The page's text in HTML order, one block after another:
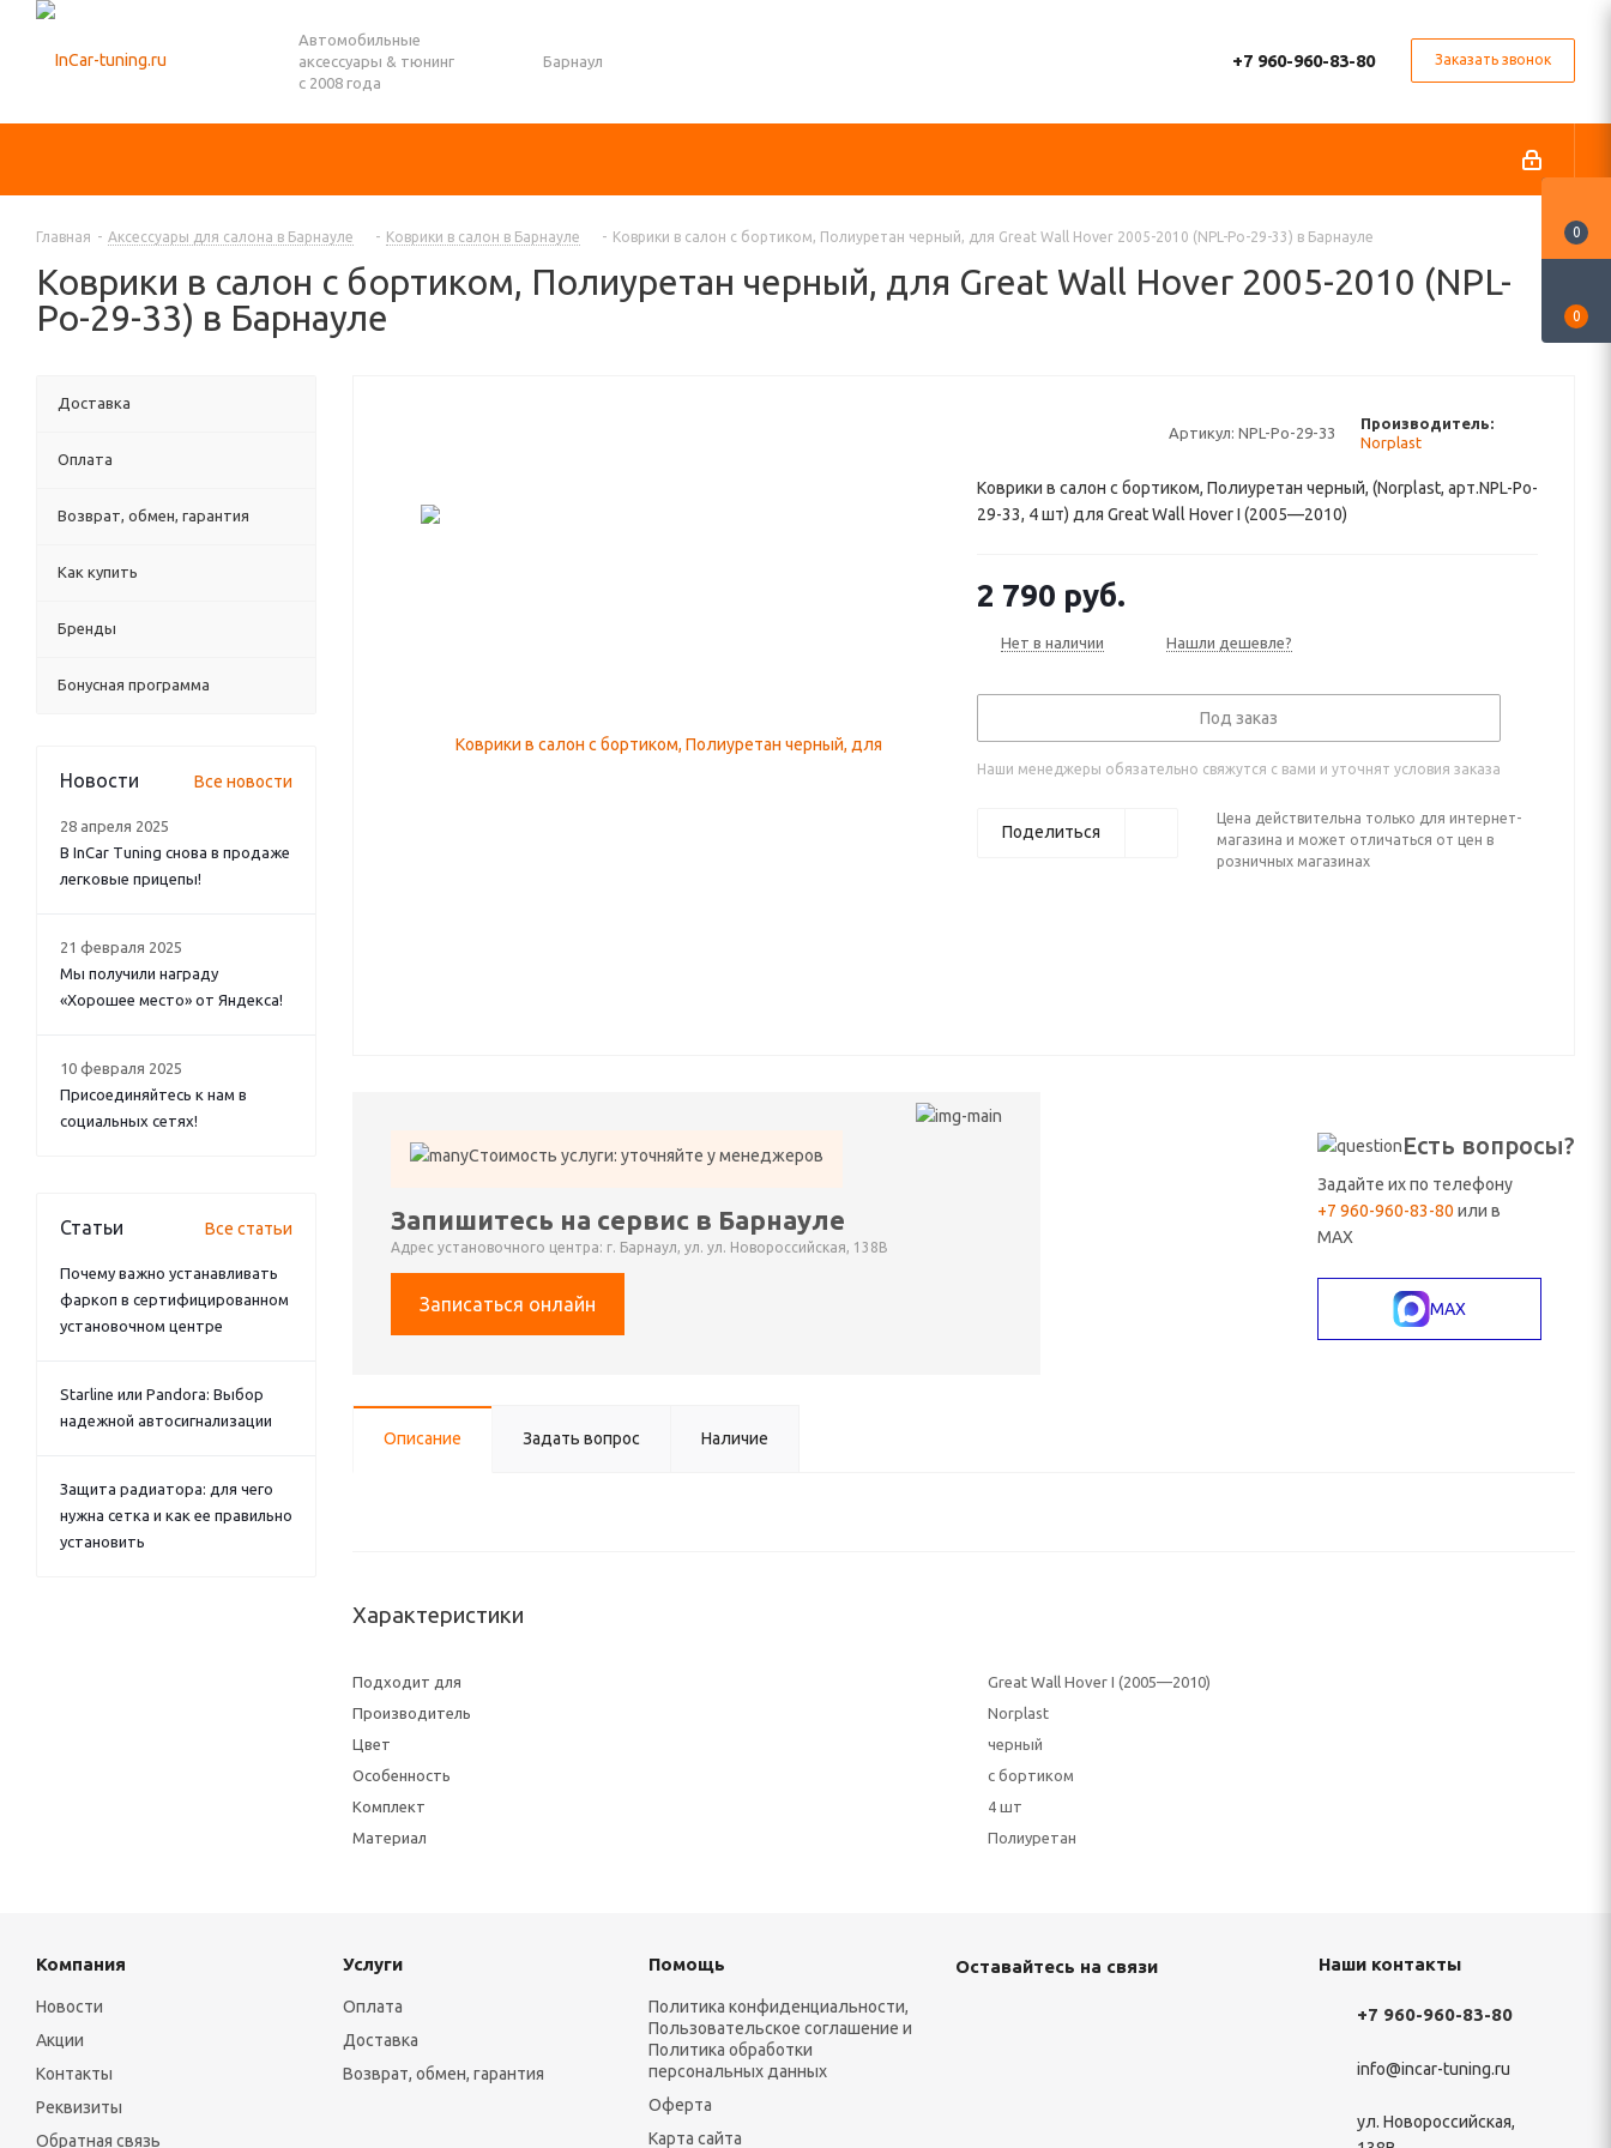
Автомобильные
аксессуары & тюнинг
с 2008 года
Барнаул +7 960-960-83-80 Заказать звонок
Главная - Аксессуары для салона в Барнауле - Коврики в салон в Барнауле - Коврики в салон с бортиком, Полиуретан черный, для Great Wall Hover 2005-2010 (NPL-Po-29-33) в Барнауле
Коврики в салон с бортиком, Полиуретан черный, для Great Wall Hover 2005-2010 (NPL-
Po-29-33) в Барнауле
Артикул: NPL-Po-29-33
Производитель:
Norplast
Коврики в салон с бортиком, Полиуретан черный, (Norplast, арт.NPL-Po-
29-33, 4 шт) для Great Wall Hover I (2005—2010)
2 790 руб.
Нет в наличии Нашли дешевле?
Под заказ
Наши менеджеры обязательно свяжутся с вами и уточнят условия заказа
Поделиться
Цена действительна только для интернет-
магазина и может отличаться от цен в
розничных магазинах
Стоимость услуги: уточняйте у менеджеров
Запишитесь на сервис в Барнауле
Адрес установочного центра: г. Барнаул, ул. ул. Новороссийская, 138В
Записаться онлайн
Есть вопросы?
Задайте их по телефону
+7 960-960-83-80 или в
MAX
MAX
Описание Задать вопрос Наличие
Характеристики
Подходит для
Great Wall Hover I (2005—2010)
Производитель
Norplast
Цвет
черный
Особенность
с бортиком
Комплект
4 шт
Материал
Полиуретан
Доставка
Оплата
Возврат, обмен, гарантия
Как купить
Бренды
Бонусная программа
Новости Все новости
28 апреля 2025
В InCar Tuning снова в продаже
легковые прицепы!
21 февраля 2025
Мы получили награду
«Хорошее место» от Яндекса!
10 февраля 2025
Присоединяйтесь к нам в
социальных сетях!
Статьи Все статьи
Почему важно устанавливать
фаркоп в сертифицированном
установочном центре
Starline или Pandora: Выбор
надежной автосигнализации
Защита радиатора: для чего
нужна сетка и как ее правильно
установить
Компания
Новости
Акции
Контакты
Реквизиты
Обратная связь
Услуги
Оплата
Доставка
Возврат, обмен, гарантия
Помощь
Политика конфиденциальности,
Пользовательское соглашение и
Политика обработки
персональных данных
Оферта
Карта сайта
Оставайтесь на связи Наши контакты
+7 960-960-83-80
info@incar-tuning.ru
ул. Новороссийская,
0
0